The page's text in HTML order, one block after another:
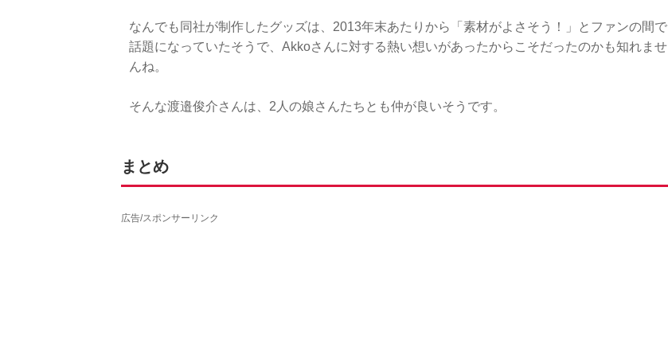
なんでも同社が制作したグッズは、2013年末あたりから「素材がよさそう！」とファンの間で
話題になっていたそうで、Akkoさんに対する熱い想いがあったからこそだったのかも知れませ
んね。
そんな渡邉俊介さんは、2人の娘さんたちとも仲が良いそうです。
まとめ
広告/スポンサーリンク